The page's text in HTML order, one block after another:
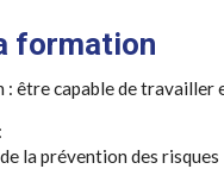
formation
être capable de travailler
la prévention des risques